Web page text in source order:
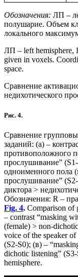
Обозначения: ЛП –
полушарие. Объем
локального
ЛП – left hemisphere,
given in voxels.
space.
Сравнение
недихотического
Рис. 4.
Сравнение
заданий: (а) –
противоположного
прослушивание”
одноименного пола
прослушивание”
диктора >
Обозначения: R –
Fig. 4. Comparison of
– contrast “masking
(female) > non-
voice of the speaker
(S2-S0); (в) –
dichotic listening”
hemisphere.